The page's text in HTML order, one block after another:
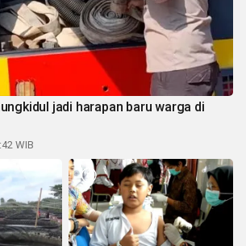
jadi harapan baru warga di
WIB